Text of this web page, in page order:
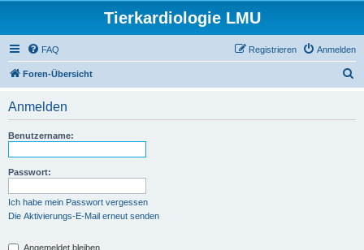
Tierkardiologie LMU
FAQ Anmelden
Registrieren
Foren-Übersicht
Anmelden
Benutzername:
Passwort:
Ich habe mein Passwort vergessen
Die Aktivierungs-E-Mail erneut senden
Angemeldet bleiben